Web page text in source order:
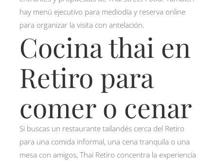
hay menú ejecutivo para mediodía y reserva online
para organizar la visita con antelación.
Cocina thai en
Retiro para
comer o cenar
Si buscas un restaurante tailandés cerca del Retiro
para una comida informal, una cena tranquila o una
mesa con amigos, Thai Retiro concentra la experiencia